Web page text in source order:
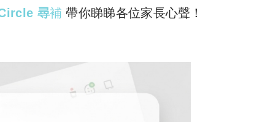
尋補 帶你睇睇各位家長心聲！